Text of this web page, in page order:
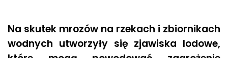
Na skutek mrozów na rzekach i zbiornikach
wodnych utworzyły się zjawiska lodowe,